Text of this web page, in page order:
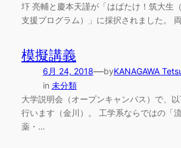
圷 亮輔と慶本天謹が「はばたけ！筑大生
支援プログラム）」に採択されました。
模擬講義
6月 24, 2018—byKANAGAWA
in 未分類
大学説明会（オープンキャンパス）で、
行います（金川）。 工学系ならではの「
薬・…